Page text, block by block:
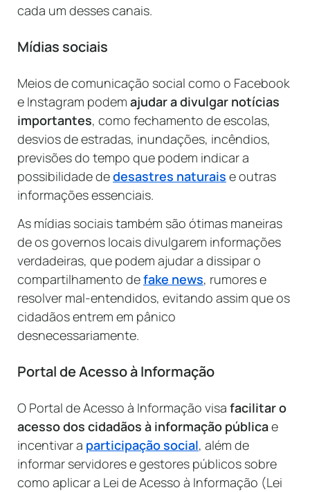
cada um desses canais.
Mídias sociais
Meios de comunicação social como o Facebook
e Instagram podem ajudar a divulgar notícias
importantes, como fechamento de escolas,
desvios de estradas, inundações, incêndios,
previsões do tempo que podem indicar a
possibilidade dedesastres naturais e outras
informações essenciais.
As mídias sociais também são ótimas maneiras
de os governos locais divulgarem informações
verdadeiras, que podem ajudar a dissipar o
compartilhamento defake news, rumores e
resolver mal-entendidos, evitando assim que os
cidadãos entrem em pânico
desnecessariamente.
Portal de Acesso à Informação
O Portal de Acesso à Informação visa facilitar o
acesso dos cidadãos à informação públicae
incentivar a participação social, além de
informar servidores e gestores públicos sobre
como aplicar a Lei de Acesso à Informação (Lei